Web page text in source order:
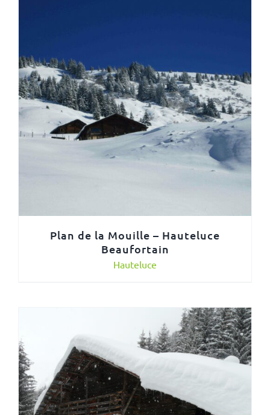
Plan de la Mouille – Hauteluce
Beaufortain
Hauteluce